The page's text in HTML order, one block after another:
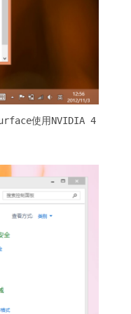
使用NVIDIA 4